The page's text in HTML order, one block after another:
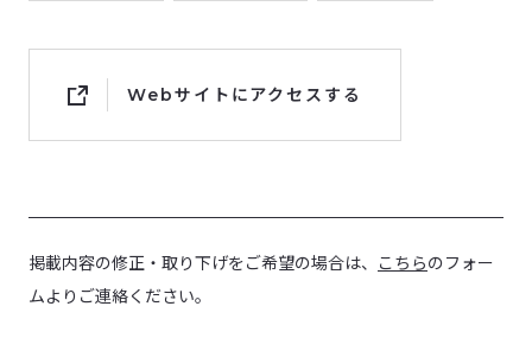
Webサイトにアクセスする
掲載内容の修正・取り下げをご希望の場合は、 こちらのフォー
ムよりご連絡ください。